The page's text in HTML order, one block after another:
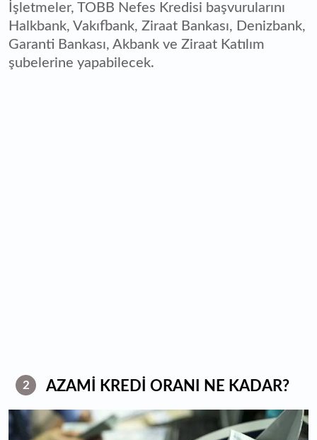
İşletmeler, TOBB Nefes Kredisi başvurularını
Halkbank, Vakıfbank, Ziraat Bankası, Denizbank,
Garanti Bankası, Akbank ve Ziraat Katılım
şubelerine yapabilecek.
2 AZAMİ KREDİ ORANI NE KADAR?